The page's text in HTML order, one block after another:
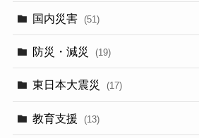
国内災害 (51)
防災・減災 (19)
東日本大震災 (17)
教育支援 (13)